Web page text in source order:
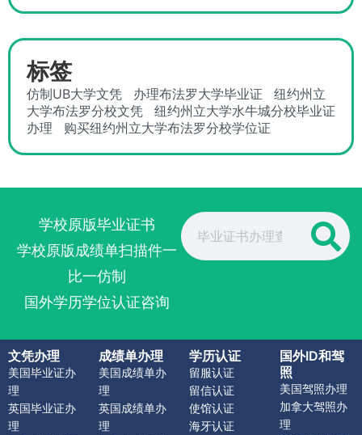
标签
仿制UB大学文凭 办理布法罗大学毕业证
纽约州立
大学布法罗分校文凭
纽约州立大学水牛城分校毕业证
办理
购买纽约州立大学布法罗分校学位证
学校原版毕业证书
学校原版成绩单扫描件一
比一仿制
国外学历学位认证咨询
Search
文凭办理
美国毕业证办
理
英国毕业证办
理
成绩单办理
美国成绩单办
理
英国成绩单办
理
学历认证
留服认证
留信认证
使馆认证
海牙认证
国外ID和驾
照
美国驾照办理
加拿大驾照办
理